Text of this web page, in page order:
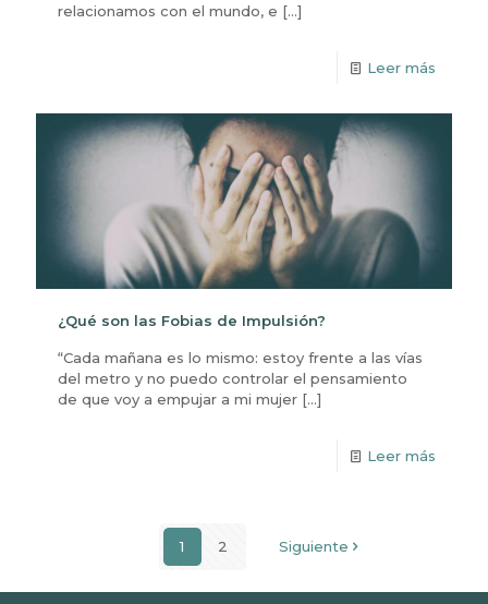
relacionamos con el mundo, e […]
Leer más
¿Qué son las Fobias de Impulsión?
“Cada mañana es lo mismo: estoy frente a las vías
del metro y no puedo controlar el pensamiento
de que voy a empujar a mi mujer […]
Leer más
1 2 Siguiente